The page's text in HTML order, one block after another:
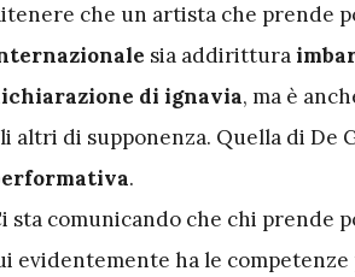
che un artista che prende
sia addirittura
di ignavia, ma è
altri di supponenza. Quella di De
.
sta comunicando che chi prende
evidentemente ha le